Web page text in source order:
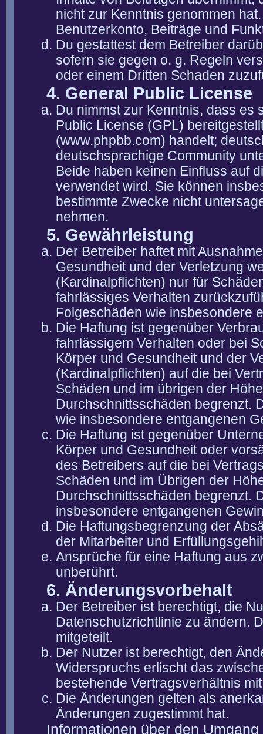
nicht zur Kenntnis genommen
Benutzerkonto, Beiträge und
Du gestattest dem Betreiber
sofern sie gegen o. g. Regeln
oder einem Dritten Schaden
4. General Public License
Du nimmst zur Kenntnis, dass es
Public License (GPL)
(www.phpbb.com) handelt;
deutschsprachige Community
Beide haben keinen Einfluss auf
verwendet wird. Sie können
bestimmte Zwecke nicht
nehmen.
5. Gewährleistung
Der Betreiber haftet mit
Gesundheit und der Verletzung
(Kardinalpflichten) nur für
fahrlässiges Verhalten
Folgeschäden wie insbesondere
Die Haftung ist gegenüber
fahrlässigem Verhalten oder bei
Körper und Gesundheit und der
(Kardinalpflichten) auf die bei
Schäden und im übrigen der
Durchschnittsschäden begrenzt.
wie insbesondere entgangenen
Die Haftung ist gegenüber
Körper und Gesundheit oder
des Betreibers auf die bei
Schäden und im Übrigen der
Durchschnittsschäden begrenzt.
insbesondere entgangenen
Die Haftungsbegrenzung der
der Mitarbeiter und
Ansprüche für eine Haftung aus
unberührt.
6. Änderungsvorbehalt
Der Betreiber ist berechtigt, die
Datenschutzrichtlinie zu ändern.
mitgeteilt.
Der Nutzer ist berechtigt, den
Widerspruchs erlischt das
bestehende Vertragsverhältnis
Die Änderungen gelten als
Änderungen zugestimmt hat.
Informationen über den